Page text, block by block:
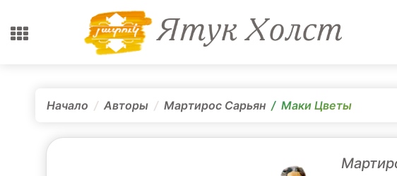
Начало Авторы Мартирос Сарьян Маки Цветы